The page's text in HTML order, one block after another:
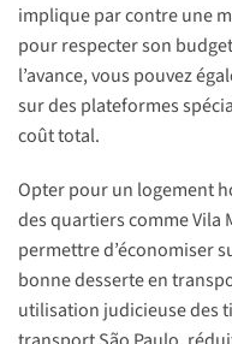
implique par contre une
pour respecter son
l’avance, vous pouvez
sur des plateformes
coût total.
Opter pour un logement
des quartiers comme Vila
permettre d’économiser
bonne desserte en
utilisation judicieuse des